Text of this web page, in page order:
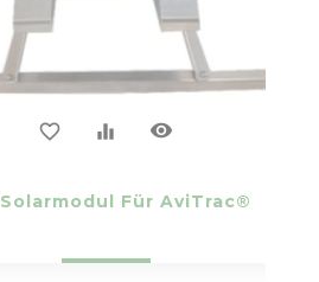
favorite_border equalizer visibility
Für AviTrac®